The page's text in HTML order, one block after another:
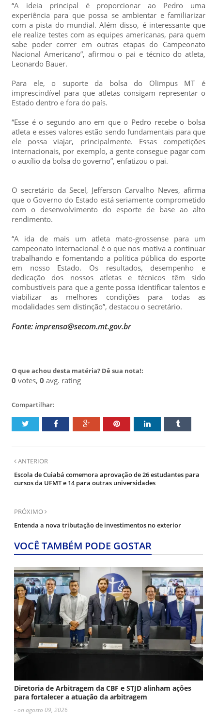
“A ideia principal é proporcionar ao Pedro uma
experiência para que possa se ambientar e familiarizar
com a pista do mundial. Além disso, é interessante que
ele realize testes com as equipes americanas, para quem
sabe poder correr em outras etapas do Campeonato
Nacional Americano”, afirmou o pai e técnico do atleta,
Leonardo Bauer.
Para ele, o suporte da bolsa do Olimpus MT é
imprescindível para que atletas consigam representar o
Estado dentro e fora do país.
“Esse é o segundo ano em que o Pedro recebe o bolsa
atleta e esses valores estão sendo fundamentais para que
ele possa viajar, principalmente. Essas competições
internacionais, por exemplo, a gente consegue pagar com
o auxílio da bolsa do governo”, enfatizou o pai.
O secretário da Secel, Jefferson Carvalho Neves, afirma
que o Governo do Estado está seriamente comprometido
com o desenvolvimento do esporte de base ao alto
rendimento.
“A ida de mais um atleta mato-grossense para um
campeonato internacional é o que nos motiva a continuar
trabalhando e fomentando a política pública do esporte
em nosso Estado. Os resultados, desempenho e
dedicação dos nossos atletas e técnicos têm sido
combustíveis para que a gente possa identificar talentos e
viabilizar as melhores condições para todas as
modalidades sem distinção”, destacou o secretário.
Fonte: imprensa@secom.mt.gov.br
O que achou desta matéria? Dê sua nota!:
0 votes, 0 avg. rating
Compartilhar:
ANTERIOR
Escola de Cuiabá comemora aprovação de 26 estudantes para
cursos da UFMT e 14 para outras universidades
PRÓXIMO
Entenda a nova tributação de investimentos no exterior
VOCÊ TAMBÉM PODE GOSTAR
Diretoria de Arbitragem da CBF e STJD alinham ações
para fortalecer a atuação da arbitragem
- on agosto 09, 2026